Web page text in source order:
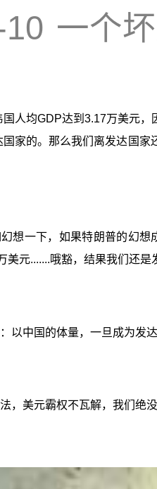
一个
国人均GDP达到3.17万美元
家的。那么我们离发达国
想一下，如果特朗普的幻
美元.......哦豁，结果我们还
以中国的体量，一旦成为发
，美元霸权不瓦解，我们绝